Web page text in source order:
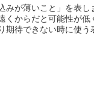
が薄いこと」を表し
からだと可能性が低
待できない時に使う